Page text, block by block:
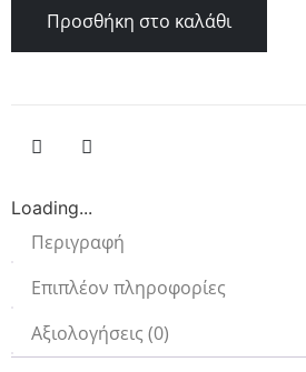
Προσθήκη στο καλάθι
Loading...
Περιγραφή
Επιπλέον πληροφορίες
Αξιολογήσεις (0)